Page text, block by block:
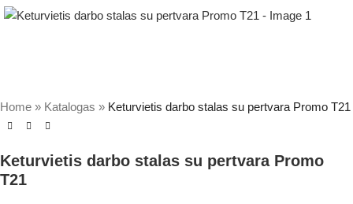
Home » Katalogas » Keturvietis darbo stalas su pertvara Promo T21
Keturvietis darbo stalas su pertvara Promo
T21